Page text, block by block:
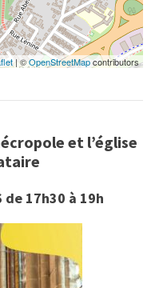
| ©OpenStreetMapcontributors
et l’église
17h30 à 19h